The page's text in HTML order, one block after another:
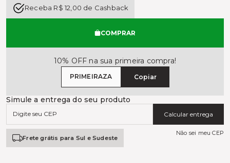
Receba R$ 12,00 de Cashback
COMPRAR
10% OFF na sua primeira compra!
PRIMEIRAZA Copiar
Simule a entrega do seu produto
Calcular entrega
Frete grátis para Sul e Sudeste
Não sei meu CEP